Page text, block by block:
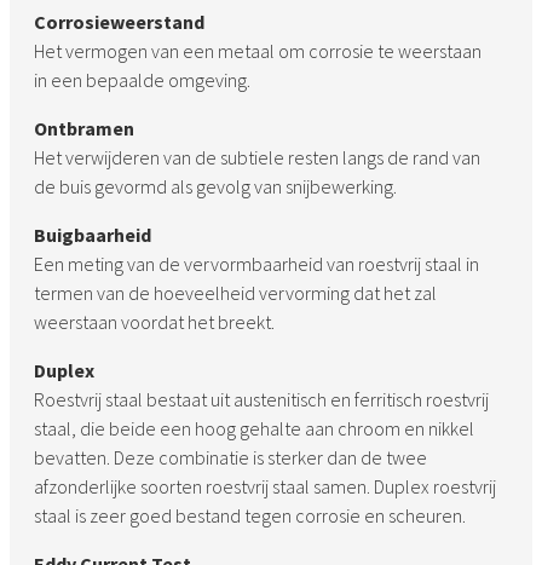
Corrosieweerstand
Het vermogen van een metaal om corrosie te weerstaan
in een bepaalde omgeving.
Ontbramen
Het verwijderen van de subtiele resten langs de rand van
de buis gevormd als gevolg van snijbewerking.
Buigbaarheid
Een meting van de vervormbaarheid van roestvrij staal in
termen van de hoeveelheid vervorming dat het zal
weerstaan voordat het breekt.
Duplex
Roestvrij staal bestaat uit austenitisch en ferritisch roestvrij
staal, die beide een hoog gehalte aan chroom en nikkel
bevatten. Deze combinatie is sterker dan de twee
afzonderlijke soorten roestvrij staal samen. Duplex roestvrij
staal is zeer goed bestand tegen corrosie en scheuren.